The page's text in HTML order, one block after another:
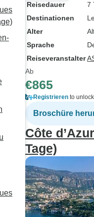
Reisedauer
7
Destinationen
Alter
Sprache
Reiseveranstalter
Ab
€865
Registrieren to
Broschüre
Côte
Tage)